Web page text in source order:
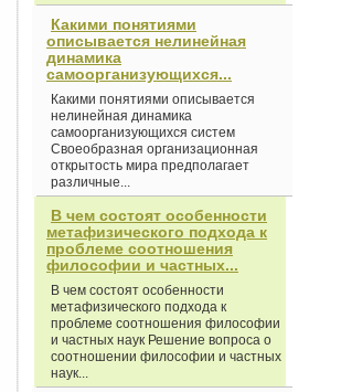
Какими понятиями
описывается нелинейная
динамика
самоорганизующихся...
Какими понятиями описывается
нелинейная динамика
самоорганизующихся систем
Своеобразная организационная
открытость мира предполагает
различные...
В чем состоят особенности
метафизического подхода к
проблеме соотношения
философии и частных...
В чем состоят особенности
метафизического подхода к
проблеме соотношения философии
и частных наук Решение вопроса о
соотношении философии и частных
наук...